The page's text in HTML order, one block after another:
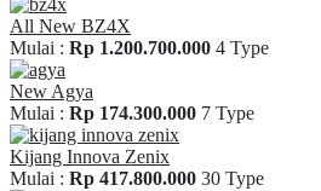
All New BZ4X
Mulai : Rp 1.200.700.000 4 Type
New Agya
Mulai : Rp 174.300.000 7 Type
Kijang Innova Zenix
Mulai : Rp 417.800.000 30 Type